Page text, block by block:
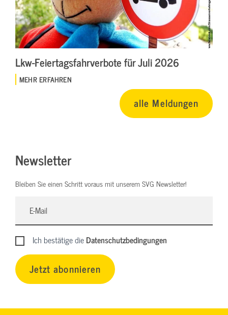
Lkw-Feiertagsfahrverbote für Juli 2026
MEHR ERFAHREN
alle Meldungen
Newsletter
Bleiben Sie einen Schritt voraus mit unserem SVG Newsletter!
Ich bestätige dieDatenschutzbedingungen
Jetzt abonnieren